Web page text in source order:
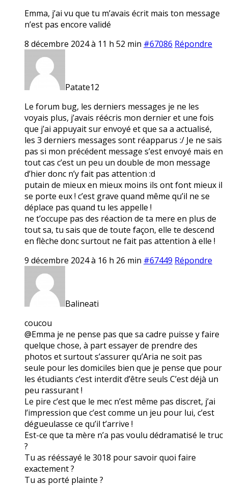
Emma, j’ai vu que tu m’avais écrit mais ton message
n’est pas encore validé
8 décembre 2024 à 11 h 52 min #67086 Répondre
Patate12
Le forum bug, les derniers messages je ne les
voyais plus, j’avais réécris mon dernier et une fois
que j’ai appuyait sur envoyé et que sa a actualisé,
les 3 derniers messages sont réapparus :/ Je ne sais
pas si mon précédent message s’est envoyé mais en
tout cas c’est un peu un double de mon message
d’hier donc n’y fait pas attention :d
putain de mieux en mieux moins ils ont font mieux il
se porte eux ! c’est grave quand même qu’il ne se
déplace pas quand tu les appelle !
ne t’occupe pas des réaction de ta mere en plus de
tout sa, tu sais que de toute façon, elle te descend
en flèche donc surtout ne fait pas attention à elle !
9 décembre 2024 à 16 h 26 min #67449 Répondre
Balineati
coucou
@Emma je ne pense pas que sa cadre puisse y faire
quelque chose, à part essayer de prendre des
photos et surtout s’assurer qu’Aria ne soit pas
seule pour les domiciles bien que je pense que pour
les étudiants c’est interdit d’être seuls C’est déjà un
peu rassurant !
Le pire c’est que le mec n’est même pas discret, j’ai
l’impression que c’est comme un jeu pour lui, c’est
dégueulasse ce qu’il t’arrive !
Est-ce que ta mère n’a pas voulu dédramatisé le truc
?
Tu as rééssayé le 3018 pour savoir quoi faire
exactement ?
Tu as porté plainte ?